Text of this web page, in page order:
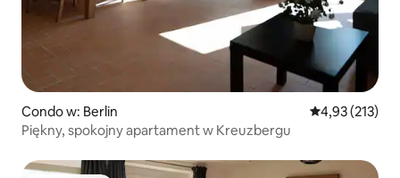
Condo w: Berlin Średnia
4,93 (213)
Piękny, spokojny apartament w Kreuzbergu